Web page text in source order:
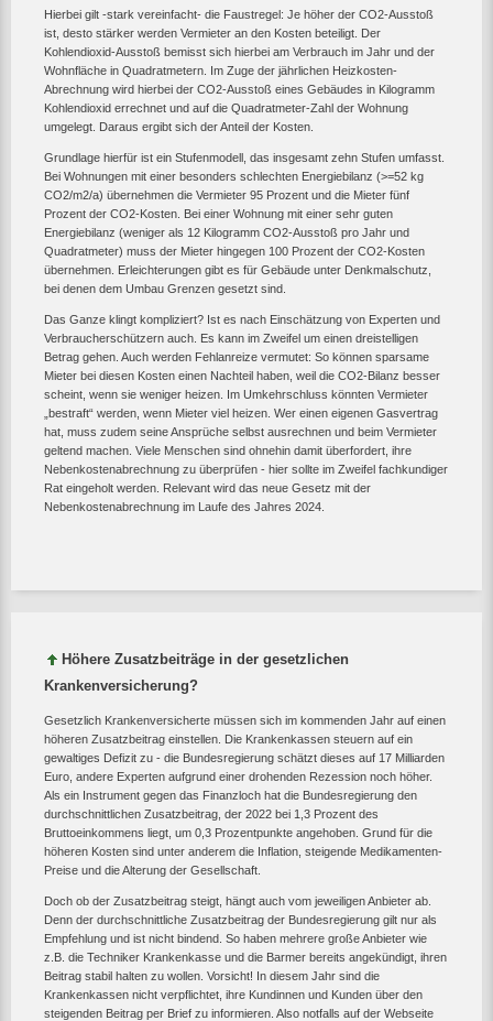
Hierbei gilt -stark vereinfacht- die Faustregel: Je höher der CO2-Ausstoß
ist, desto stärker werden Vermieter an den Kosten beteiligt. Der
Kohlendioxid-Ausstoß bemisst sich hierbei am Verbrauch im Jahr und der
Wohnfläche in Quadratmetern. Im Zuge der jährlichen Heizkosten-
Abrechnung wird hierbei der CO2-Ausstoß eines Gebäudes in Kilogramm
Kohlendioxid errechnet und auf die Quadratmeter-Zahl der Wohnung
umgelegt. Daraus ergibt sich der Anteil der Kosten.
Grundlage hierfür ist ein Stufenmodell, das insgesamt zehn Stufen umfasst.
Bei Wohnungen mit einer besonders schlechten Energiebilanz (>=52 kg
CO2/m2/a) übernehmen die Vermieter 95 Prozent und die Mieter fünf
Prozent der CO2-Kosten. Bei einer Wohnung mit einer sehr guten
Energiebilanz (weniger als 12 Kilogramm CO2-Ausstoß pro Jahr und
Quadratmeter) muss der Mieter hingegen 100 Prozent der CO2-Kosten
übernehmen. Erleichterungen gibt es für Gebäude unter Denkmalschutz,
bei denen dem Umbau Grenzen gesetzt sind.
Das Ganze klingt kompliziert? Ist es nach Einschätzung von Experten und
Verbraucherschützern auch. Es kann im Zweifel um einen dreistelligen
Betrag gehen. Auch werden Fehlanreize vermutet: So können sparsame
Mieter bei diesen Kosten einen Nachteil haben, weil die CO2-Bilanz besser
scheint, wenn sie weniger heizen. Im Umkehrschluss könnten Vermieter
„bestraft“ werden, wenn Mieter viel heizen. Wer einen eigenen Gasvertrag
hat, muss zudem seine Ansprüche selbst ausrechnen und beim Vermieter
geltend machen. Viele Menschen sind ohnehin damit überfordert, ihre
Nebenkostenabrechnung zu überprüfen - hier sollte im Zweifel fachkundiger
Rat eingeholt werden. Relevant wird das neue Gesetz mit der
Nebenkostenabrechnung im Laufe des Jahres 2024.
Höhere Zusatzbeiträge in der gesetzlichen
Krankenversicherung?
Gesetzlich Krankenversicherte müssen sich im kommenden Jahr auf einen
höheren Zusatzbeitrag einstellen. Die Krankenkassen steuern auf ein
gewaltiges Defizit zu - die Bundesregierung schätzt dieses auf 17 Milliarden
Euro, andere Experten aufgrund einer drohenden Rezession noch höher.
Als ein Instrument gegen das Finanzloch hat die Bundesregierung den
durchschnittlichen Zusatzbeitrag, der 2022 bei 1,3 Prozent des
Bruttoeinkommens liegt, um 0,3 Prozentpunkte angehoben. Grund für die
höheren Kosten sind unter anderem die Inflation, steigende Medikamenten-
Preise und die Alterung der Gesellschaft.
Doch ob der Zusatzbeitrag steigt, hängt auch vom jeweiligen Anbieter ab.
Denn der durchschnittliche Zusatzbeitrag der Bundesregierung gilt nur als
Empfehlung und ist nicht bindend. So haben mehrere große Anbieter wie
z.B. die Techniker Krankenkasse und die Barmer bereits angekündigt, ihren
Beitrag stabil halten zu wollen. Vorsicht! In diesem Jahr sind die
Krankenkassen nicht verpflichtet, ihre Kundinnen und Kunden über den
steigenden Beitrag per Brief zu informieren. Also notfalls auf der Webseite